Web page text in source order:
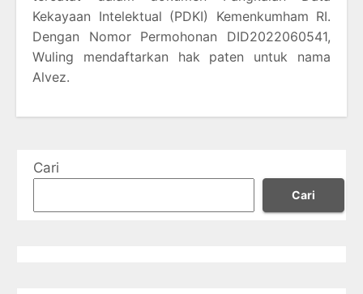
Kekayaan Intelektual (PDKI) Kemenkumham RI.
Dengan Nomor Permohonan DID2022060541,
Wuling mendaftarkan hak paten untuk nama
Alvez.
Cari
Cari